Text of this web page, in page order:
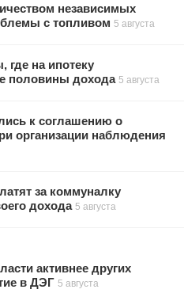
независимых
с топливом 5 августа
где на ипотеку
половины дохода 5 августа
к соглашению о
организации наблюдения
за коммуналку
дохода 5 августа
активнее других
в ДЭГ 5 августа